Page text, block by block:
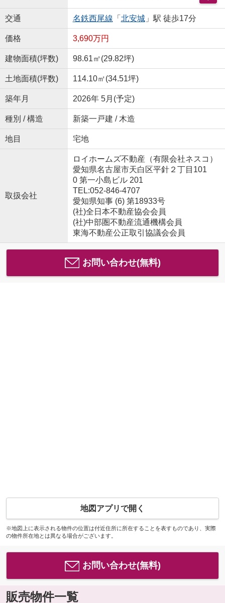
交通 名鉄西尾線 「 北安城」駅 徒歩17分
価格 3,690万円
建物面積(坪数) 98.61㎡(29.82坪)
土地面積(坪数) 114.10㎡(34.51坪)
築年月 2026年 5月(予定)
種別 / 構造 新築一戸建 / 木造
地目 宅地
取扱会社
ロイホームズ不動産（有限会社ネスコ）
愛知県名古屋市天白区平針２丁目101
0 第一小島ビル 201
TEL:052-846-4707
愛知県知事 (6) 第18933号
(社)全日本不動産協会会員
(社)中部圏不動産流通機構会員
東海不動産公正取引協議会会員
お問い合わせ(無料)
地図アプリで開く
※地図上に表示される物件の位置は付近住所に所在することを表すものであり、実際
の物件所在地とは異なる場合がございます。
お問い合わせ(無料)
販売物件一覧